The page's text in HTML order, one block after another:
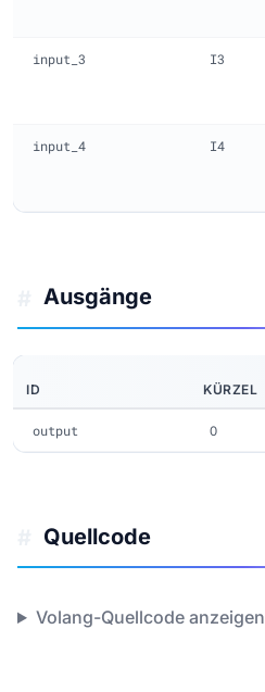
input_3 I3
input_4 I4
Ausgänge
ID KÜRZEL
output O
Quellcode
Volang-Quellcode anzeigen